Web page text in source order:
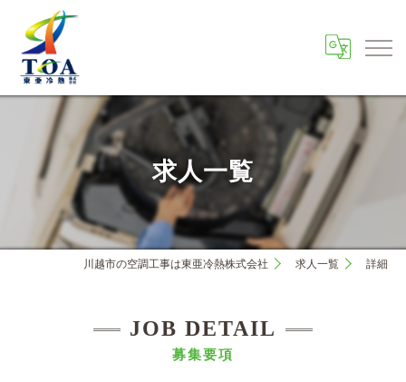
求人一覧
川越市の空調工事は東亜冷熱株式会社 求人一覧 詳細
募集要項
JOB DETAIL